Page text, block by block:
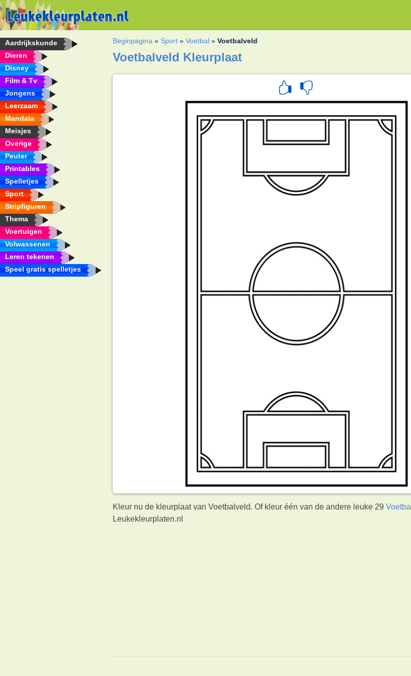
Aardrijkskunde
Dieren
Disney
Film & Tv
Jongens
Leerzaam
Mandala
Meisjes
Overige
Peuter
Printables
Spelletjes
Sport
Stripfiguren
Thema
Voertuigen
Volwassenen
Leren tekenen
Speel gratis spelletjes
Beginpagina » Sport »Voetbal »Voetbalveld
Voetbalveld Kleurplaat
Kleur nu de kleurplaat van Voetbalveld. Of kleur één van de andere leuke 29Voetbal
Leukekleurplaten.nl